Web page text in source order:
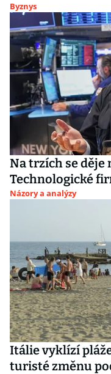
Byznys
Na trzích se děje
Technologické
Názory a analýzy
Itálie vyklízí
turisté změnu